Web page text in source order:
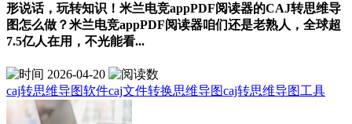
形说话，玩转知识！米兰电竞appPDF阅读器的CAJ转思维导
图怎么做？米兰电竞appPDF阅读器咱们还是老熟人，全球超
7.5亿人在用，不光能看...
2026-04-20
caj转思维导图软件caj文件转换思维导图caj转思维导图工具